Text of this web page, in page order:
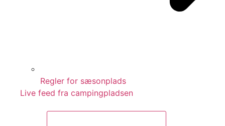
Regler for sæsonplads
Live feed fra campingpladsen